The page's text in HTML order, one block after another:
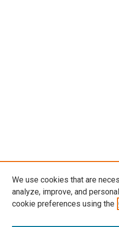
We use cookies that are
analyze, improve, and
cookie preferences using the